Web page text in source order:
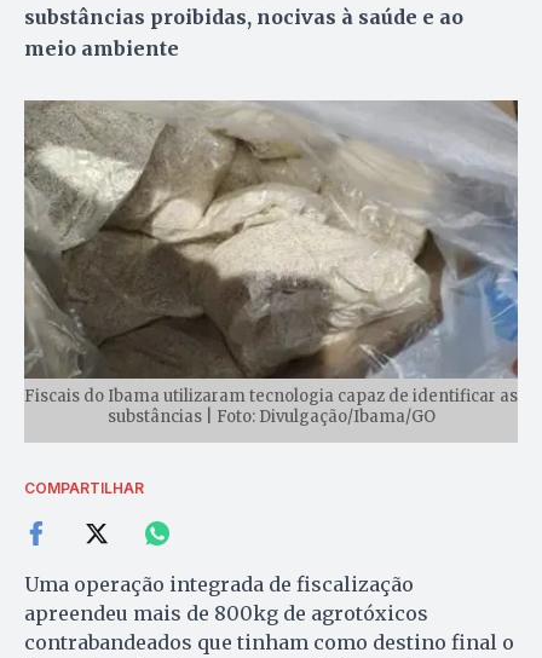
substâncias proibidas, nocivas à saúde e ao
meio ambiente
Fiscais do Ibama utilizaram tecnologia capaz de identificar as
substâncias | Foto: Divulgação/Ibama/GO
COMPARTILHAR
Uma operação integrada de fiscalização
apreendeu mais de 800kg de agrotóxicos
contrabandeados que tinham como destino final o